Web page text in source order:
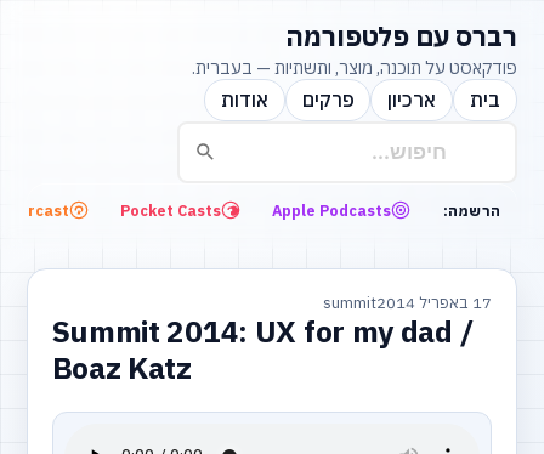
רברס עם פלטפורמה
פודקאסט על תוכנה, מוצר, ותשתיות — בעברית.
בית ארכיון פרקים אודות
הרשמה: Apple Podcasts
Pocket Casts
17 באפריל 2014 summit
Summit 2014: UX for my dad /
Boaz Katz